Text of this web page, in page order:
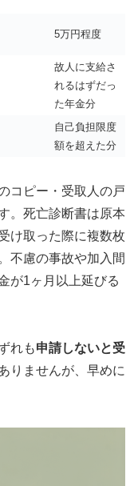
5万円程度
故人に支給さ
れるはずだっ
た年金分
自己負担限度
額を超えた分
コピー・受取人の戸
。死亡診断書は原本
け取った際に複数枚
不慮の事故や加入間
が1ヶ月以上延びる
れも申請しないと受
りませんが、早めに